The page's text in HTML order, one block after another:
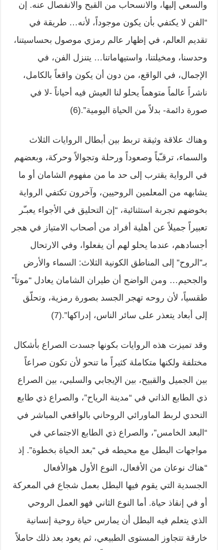
والسعي إليها، والانسحاب من القبح والانفصال عنه. إن
“الفن لا يكتفي بأن يكون موجوداً، لأنه… طريقة في
تقديم العالم، في إظهار عالم رمزي موصول بحساسيتنا،
وحدسنا، ومخيلتنا، واستيهاماتنا… يتنزل الفن، في
الإجمال، في الواقع، من دون أن يكون واقعاً بالكامل،
ناشراً عالماً متوهماً يحلو لنا العيش فيه أحياناً -لا في
صورة دائمة- بدلاً من الحياة اليومية”.(6)
وهناك علاقة وثيقة تربط بين أبطال الروايات الثلاث
والسماء، ترقـّباً وصعوداً ورحلة وتجوالاً وحركة، وبعضهم
في الرواية يقترب إلى حد ما من مفهوم الشامان أو ما
يشابهه من المعلمين الروحيين، وآخرون تكتفي الرواية
بخوضهم تجربة استثنائية، “إن التحليق في الأجواء يعبـّر
تعبيراً جميلاً عن أهلية أفراد من أصحاب الامتياز في هجر
أجسادهم، عندما يحلو لهم أن يفعلوا، وفي الارتحال
بـ”الروح” إلى المناطق الكونية الثلاث: السماء والأرض
والجحيم… ومن الواضح أن طيران الشامان يعادل “موتاً”
طقسياً، لأن روحه تهجر الجسد بصورة رمزية، وتحلّق
إلى أبعاد يتعذر على سائر الناس، إدراكها”.(7)
وقد تميزت هذه الروايات بكونها جسدت الصراع بأشكال
مختلفة ولكنها متكاملة كثيراً ما تنحو لأن تكون صراعاً
بين الجميل والقبيح، بين الإيجابي والسلبي، بين الصراع
ذي الطابع الذاتي في “مدينة الرياح”، والصراع ذي طابع
التحدي لربط الماورائي الروحاني بالواقعي المباشر في
“البعد الخامس”، والصراع ذي الطابع الاجتماعي في
مواجهات البطل مع محيطه في “بعد الحياة بخطوة”. إذ
“هناك نوعان من الأفعال، النوع الأول هوالأفعال
الجسدية التي يقوم فيها البطل بعمل شجاع في المعركة
أو في إنقاذ حياة. أما النوع الثاني فهو العمل الروحي
الذي يتعلم فيه البطل أن يمارس حياة روحية إنسانية
خارقة تتجاوز المستوى الطبيعي، ثم يعود بعد ذلك حاملاً